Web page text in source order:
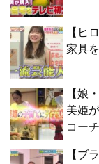
【ヒ
家具
【娘
美姫
コー
【ブ